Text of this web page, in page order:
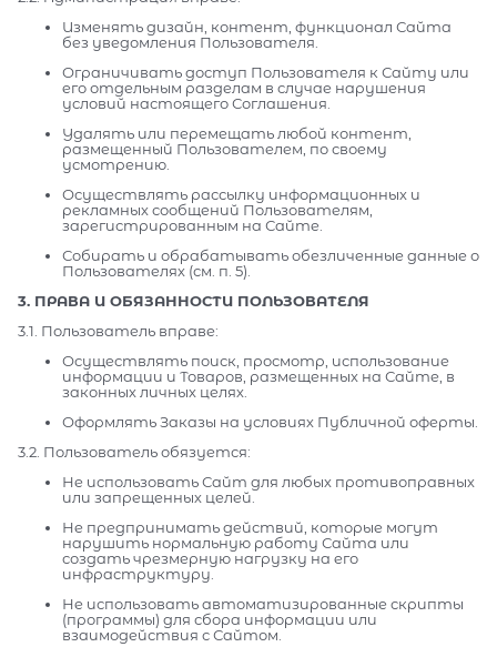
Изменять дизайн, контент, функционал Сайта
без уведомления Пользователя.
Ограничивать доступ Пользователя к Сайту или
его отдельным разделам в случае нарушения
условий настоящего Соглашения.
Удалять или перемещать любой контент,
размещенный Пользователем, по своему
усмотрению.
Осуществлять рассылку информационных и
рекламных сообщений Пользователям,
зарегистрированным на Сайте.
Собирать и обрабатывать обезличенные данные о
Пользователях (см. п. 5).
3. ПРАВА И ОБЯЗАННОСТИ ПОЛЬЗОВАТЕЛЯ
3.1. Пользователь вправе:
Осуществлять поиск, просмотр, использование
информации и Товаров, размещенных на Сайте, в
законных личных целях.
Оформлять Заказы на условиях Публичной оферты.
3.2. Пользователь обязуется:
Не использовать Сайт для любых противоправных
или запрещенных целей.
Не предпринимать действий, которые могут
нарушить нормальную работу Сайта или
создать чрезмерную нагрузку на его
инфраструктуру.
Не использовать автоматизированные скрипты
(программы) для сбора информации или
взаимодействия с Сайтом.